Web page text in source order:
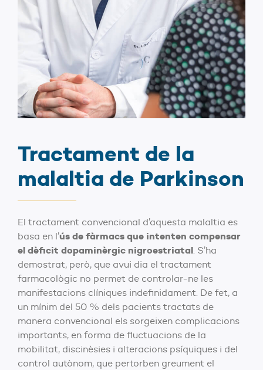
Tractament de la
malaltia de Parkinson
El tractament convencional d’aquesta malaltia es
basa en l’ús de fàrmacs que intenten compensar
el dèficit dopaminèrgic nigroestriatal. S’ha
demostrat, però, que avui dia el tractament
farmacològic no permet de controlar-ne les
manifestacions clíniques indefinidament. De fet, a
un mínim del 50 % dels pacients tractats de
manera convencional els sorgeixen complicacions
importants, en forma de fluctuacions de la
mobilitat, discinèsies i alteracions psíquiques i del
control autònom, que pertorben greument el